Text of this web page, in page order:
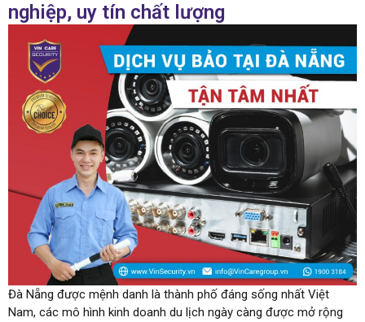
nghiệp, uy tín chất lượng
Đà Nẵng được mệnh danh là thành phố đáng sống nhất Việt
Nam, các mô hình kinh doanh du lịch ngày càng được mở rộng